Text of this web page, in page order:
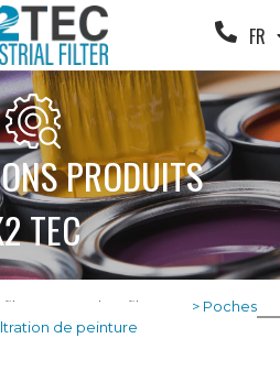
FR
EN
PRODUITS
TEC
Poches filtrantes > Poches
de peinture